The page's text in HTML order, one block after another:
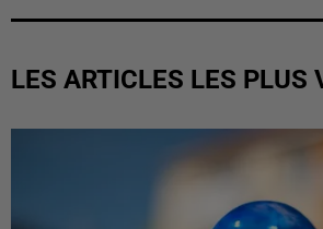
LES ARTICLES LES PLUS